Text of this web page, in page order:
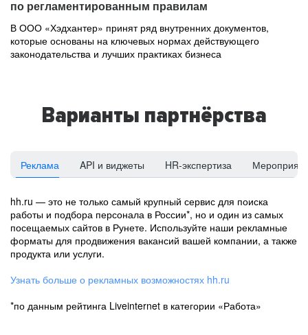
по регламентированным правилам
В ООО «Хэдхантер» принят ряд внутренних документов,
которые основаны на ключевых нормах действующего
законодательства и лучших практиках бизнеса
Варианты партнёрства
Реклама API и виджеты HR-экспертиза
hh.ru — это не только самый крупный сервис для поиска
работы и подбора персонала в России*, но и один из самых
посещаемых сайтов в Рунете. Используйте наши рекламные
форматы для продвижения вакансий вашей компании, а также
продукта или услуги.
Узнать больше о рекламных возможностях hh.ru
*по данным рейтинга Liveinternet в категории «Работа»